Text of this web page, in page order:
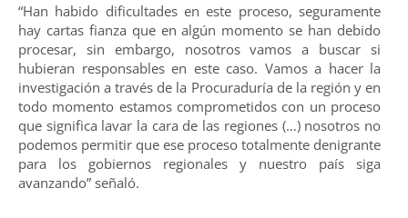
“Han habido dificultades en este proceso, seguramente
hay cartas fianza que en algún momento se han debido
procesar, sin embargo, nosotros vamos a buscar si
hubieran responsables en este caso. Vamos a hacer la
investigación a través de la Procuraduría de la región y en
todo momento estamos comprometidos con un proceso
que significa lavar la cara de las regiones (…) nosotros no
podemos permitir que ese proceso totalmente denigrante
para los gobiernos regionales y nuestro país siga
avanzando” señaló.